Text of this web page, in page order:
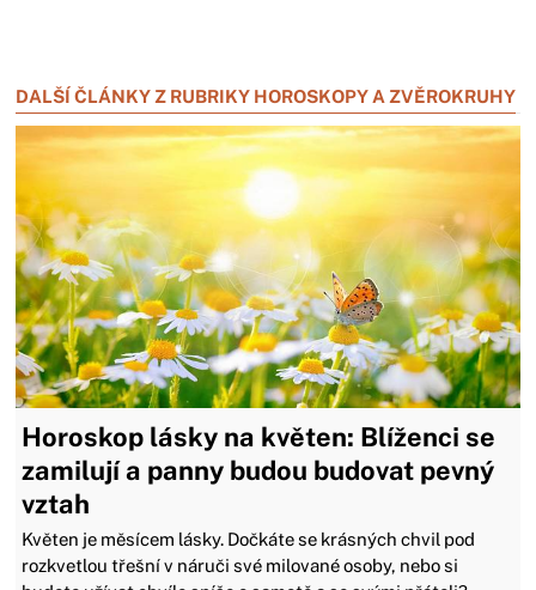
DALŠÍ ČLÁNKY Z RUBRIKY HOROSKOPY A ZVĚROKRUHY
Horoskop lásky na květen: Blíženci se
zamilují a panny budou budovat pevný
vztah
Květen je měsícem lásky. Dočkáte se krásných chvil pod
rozkvetlou třešní v náruči své milované osoby, nebo si